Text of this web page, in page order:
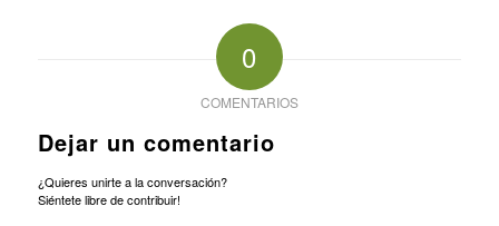
0
COMENTARIOS
Dejar un comentario
¿Quieres unirte a la conversación?
Siéntete libre de contribuir!